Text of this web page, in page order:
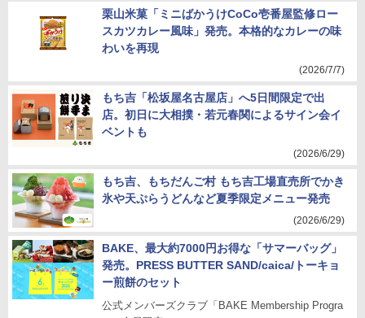
栗山米菓「ミニばかうけCoCo壱番屋監修ロー
スカツカレー風味」発売。本格的なカレーの味
わいを再現
(2026/7/7)
もち吉「松坂屋名古屋店」へ5日間限定で出
店。初日に大相撲・若元春関によるサイン会イ
ベントも
(2026/6/29)
もち吉、もちだんご村 もち吉工場直売所でかき
氷や天ぷらうどんなど夏季限定メニュー発売
(2026/6/29)
BAKE、最大約7000円お得な「サマーバッグ」
発売。PRESS BUTTER SAND/caica/トーキョ
ー煎餅のセット
公式メンバーズクラブ「BAKE Membership Progra